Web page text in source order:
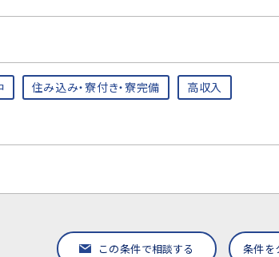
住み込み・寮付き・寮完備 高収入
この条件で相談する 条件を